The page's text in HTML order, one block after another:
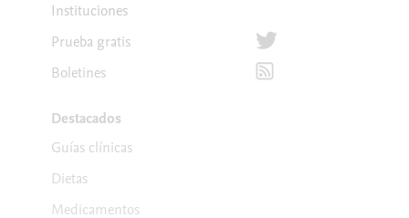
Instituciones
Prueba gratis
Boletines
Destacados
Guías clínicas
Dietas
Medicamentos
Síguenos en Twitter
Suscríbete para recibir